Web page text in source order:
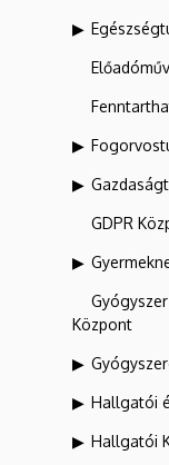
GDPR
Központ
Hallgatói
Hallgatói